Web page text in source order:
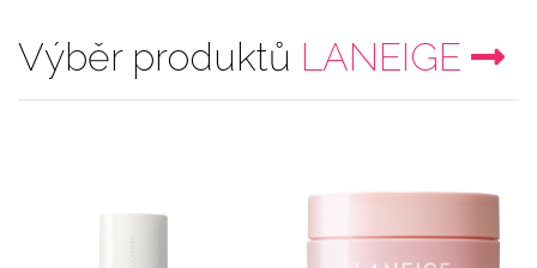
Výběr produktů LANEIGE